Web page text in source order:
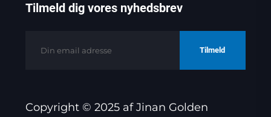
Tilmeld dig vores nyhedsbrev
Tilmeld
Copyright © 2025 af Jinan Golden